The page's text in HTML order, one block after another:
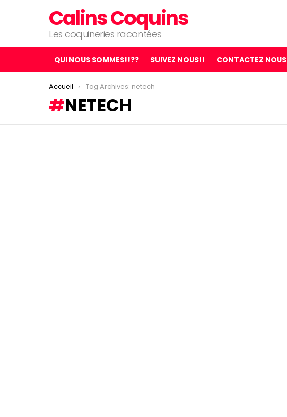
Calins Coquins
Les coquineries racontées
QUI NOUS SOMMES!!?? SUIVEZ NOUS!! CONTACTEZ NOUS
You are here:
Accueil Tag Archives: netech
NETECH